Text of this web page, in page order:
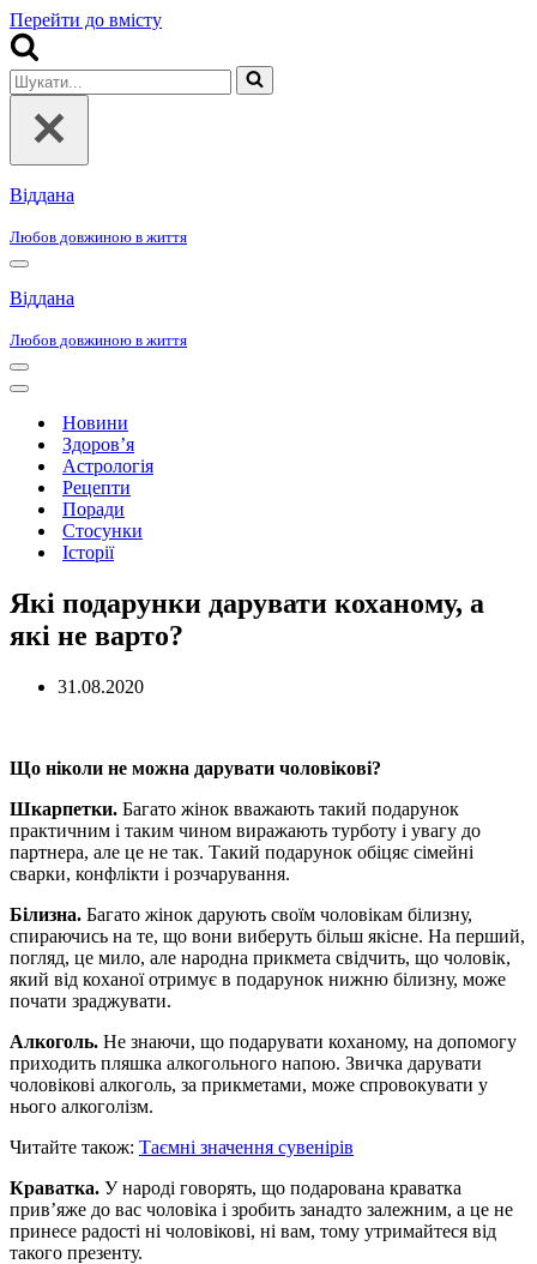
Перейти до вмісту
Шукати...
Віддана
Любов довжиною в життя
Меню
навігації
Віддана
Любов довжиною в життя
Меню
навігації
Меню
навігаціїНовини
Здоров’я
Астрологія
Рецепти
Поради
Стосунки
Історії
Які подарунки дарувати коханому, а
які не варто?
31.08.2020
Що ніколи не можна дарувати чоловікові?
Шкарпетки. Багато жінок вважають такий подарунок
практичним і таким чином виражають турботу і увагу до
партнера, але це не так. Такий подарунок обіцяє сімейні
сварки, конфлікти і розчарування.
Білизна. Багато жінок дарують своїм чоловікам білизну,
спираючись на те, що вони виберуть більш якісне. На перший,
погляд, це мило, але народна прикмета свідчить, що чоловік,
який від коханої отримує в подарунок нижню білизну, може
почати зраджувати.
Алкоголь. Не знаючи, що подарувати коханому, на допомогу
приходить пляшка алкогольного напою. Звичка дарувати
чоловікові алкоголь, за прикметами, може спровокувати у
нього алкоголізм.
Читайте також: Таємні значення сувенірів
Краватка. У народі говорять, що подарована краватка
прив’яже до вас чоловіка і зробить занадто залежним, а це не
принесе радості ні чоловікові, ні вам, тому утримайтеся від
такого презенту.